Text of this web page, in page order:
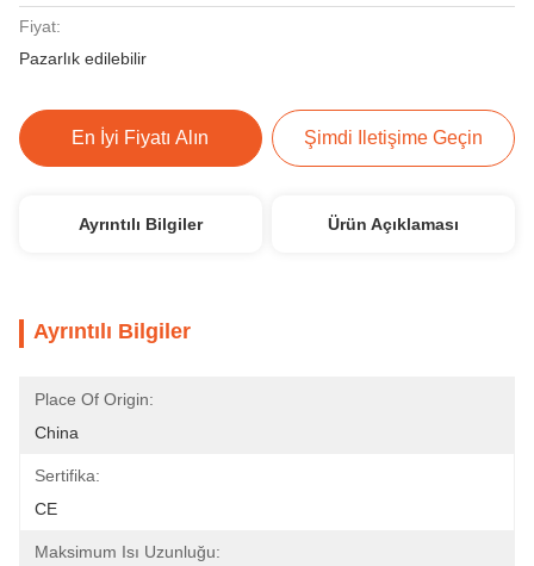
Fiyat:
Pazarlık edilebilir
En İyi Fiyatı Alın Şimdi Iletişime Geçin
Ayrıntılı Bilgiler Ürün Açıklaması
Ayrıntılı Bilgiler
Place Of Origin:
China
Sertifika:
CE
Maksimum Isı Uzunluğu: